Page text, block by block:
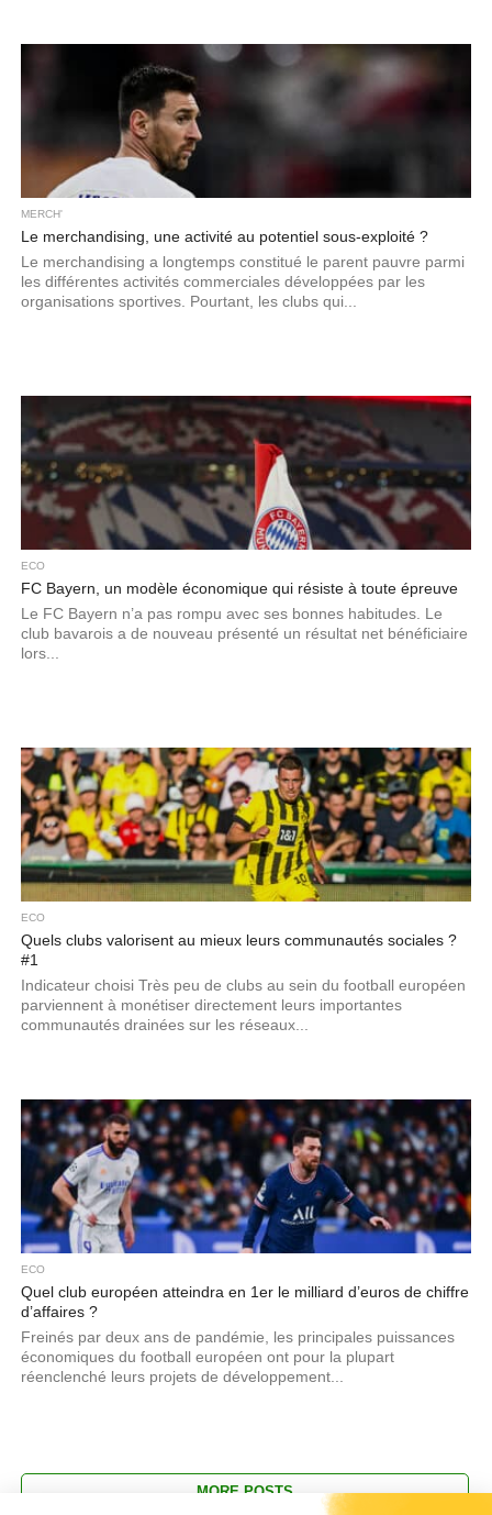
MERCH'
Le merchandising, une activité au potentiel sous-exploité ?
Le merchandising a longtemps constitué le parent pauvre parmi
les différentes activités commerciales développées par les
organisations sportives. Pourtant, les clubs qui...
ECO
FC Bayern, un modèle économique qui résiste à toute épreuve
Le FC Bayern n’a pas rompu avec ses bonnes habitudes. Le
club bavarois a de nouveau présenté un résultat net bénéficiaire
lors...
ECO
Quels clubs valorisent au mieux leurs communautés sociales ?
#1
Indicateur choisi Très peu de clubs au sein du football européen
parviennent à monétiser directement leurs importantes
communautés drainées sur les réseaux...
ECO
Quel club européen atteindra en 1er le milliard d’euros de chiffre
d’affaires ?
Freinés par deux ans de pandémie, les principales puissances
économiques du football européen ont pour la plupart
réenclenché leurs projets de développement...
MORE POSTS